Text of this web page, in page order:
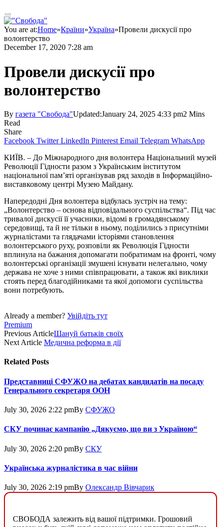
You are at:Home»Країни»Україна»Провели дискусії про
волонтерство
December 17, 2020 7:28 am
Провели дискусії про
волонтерство
By газета "Свобода"Updated:January 24, 2025 4:33 pm2 Mins
Read
Share
Facebook Twitter LinkedIn Pinterest Email Telegram WhatsApp
КИЇВ. – До Міжнародного дня волонтера Національний музей
Революції Гідности разом з Україн­ським інститутом
національної пам’яті організував ряд заходів в Інформаційно-
виставково­му центрі Музею Майдану.
Напередодні Дня волонтера відбулась зустріч на тему:
„Волонтерство – основа відповідального суспільства“. Під час
тривалої дискусії її учасники, відомі в громадянському
середовищі, та й не тільки в ньому, поділились з присутніми
журналістами та глядачами історіями становлення
волонтерського руху, розповіли як Революція Гіднос­ти
вплинула на бажання допомагати побратимам на фронті, чому
волонтерські організації змушені існувати нелегально, чому
держава не хоче з ними співпрацювати, а також які виклики
стоять перед благодійниками та якої допомоги суспільства
вони потребують.
Already a member? Увійдіть тут
Premium
Previous ArticleШануй батьків своїх
Next Article Медична реформа в дії
Related Posts
Представниці СФУЖО на дебатах кандидатів на посаду
Генерального секретаря ООН
July 30, 2026 2:22 pmBy СФУЖО
СКУ починає кампанію „Дякуємо, що ви з Україною“
July 30, 2026 2:20 pmBy СКУ
Українська журналістика в час війни
July 30, 2026 2:19 pmBy Олександр Вівчарик
СВОБОДА залежить від вашої підтримки. Грошовий